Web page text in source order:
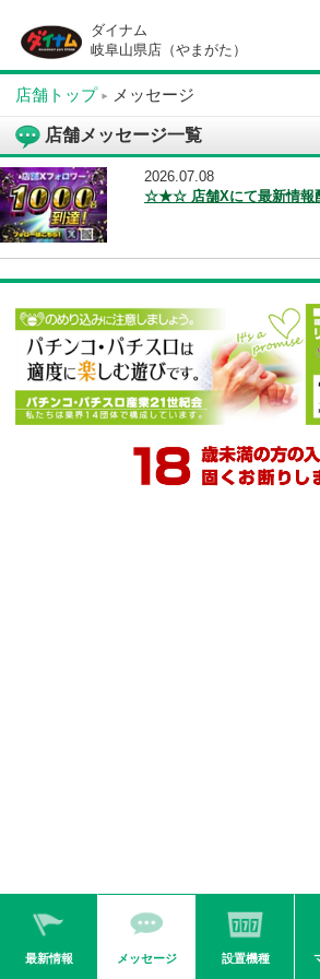
ダイナム
岐阜山県店（やまがた）
店舗トップ メッセージ
店舗メッセージ一覧
2026.07.08